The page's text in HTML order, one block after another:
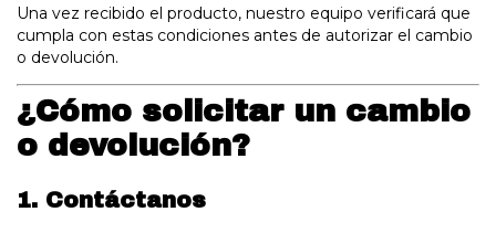
Una vez recibido el producto, nuestro equipo verificará que
cumpla con estas condiciones antes de autorizar el cambio
o devolución.
¿Cómo solicitar un cambio
o devolución?
1. Contáctanos